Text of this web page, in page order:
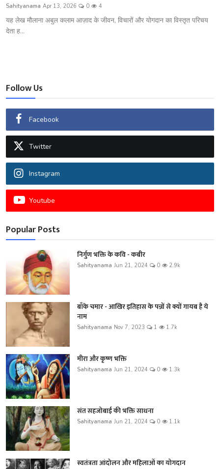
Sahityanama Apr 13, 2026 0 4
यह लेख मौलाना अबुल कलाम आज़ाद के जीवन, विचारों और योगदान का विस्तृत परिचय
देता ह...
Follow Us
Facebook
Twitter
Instagram
Youtube
Popular Posts
निर्गुण भक्ति के कवि - कबीर
Sahityanama Jun 21, 2024 0 2.9k
बाँके चमार - आखिर इतिहास के पन्नों से क्यों गायब है ये
नाम
Sahityanama Nov 7, 2023 1 1.7k
मीरा और कृष्ण भक्ति
Sahityanama Jun 21, 2024 0 1.3k
संत सहजोबाई की भक्ति साधना
Sahityanama Jun 21, 2024 0 1.1k
स्वतंत्रता आंदोलन और महिलाओं का योगदान